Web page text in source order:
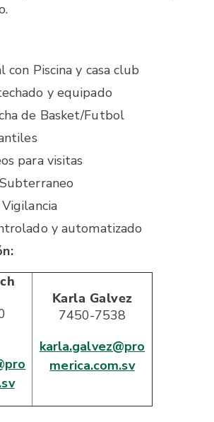
con Piscina y casa club
y equipado
de Basket/Futbol
para visitas
y automatizado
Karla Galvez
7450-7538
karla.galvez@pro
merica.com.sv